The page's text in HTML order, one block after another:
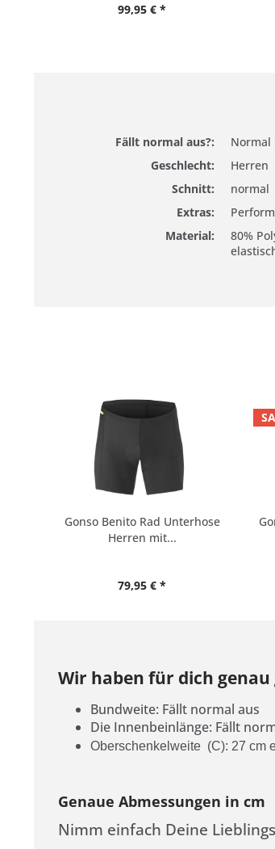
99,95 € *
Fällt normal aus?:
Normal
Geschlecht:
Herren
Schnitt:
normal
Extras:
Material:
80%
Gonso Benito Rad Unterhose
Herren mit...
79,95 € *
Wir haben für dich genau
Bundweite: Fällt normal aus
Die Innenbeinlänge: Fällt
Oberschenkelweite (C): 27 cm
Genaue Abmessungen in cm
Nimm einfach Deine